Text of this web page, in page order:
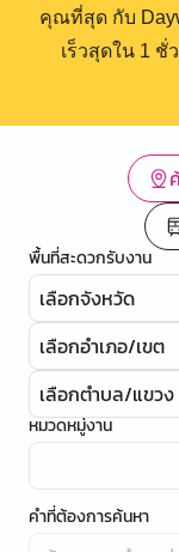
คุณที่สุด กับ
เร็วสุดใน 1
พื้นที่สะดวกรับงาน
เลือกจังหวัด
เลือกอำเภอ/เขต
เลือกตำบล/แขวง
หมวดหมู่งาน
คำที่ต้องการค้นหา